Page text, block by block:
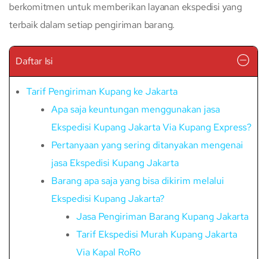
berkomitmen untuk memberikan layanan ekspedisi yang
terbaik dalam setiap pengiriman barang.
Daftar Isi
Tarif Pengiriman Kupang ke Jakarta
Apa saja keuntungan menggunakan jasa
Ekspedisi Kupang Jakarta Via Kupang Express?
Pertanyaan yang sering ditanyakan mengenai
jasa Ekspedisi Kupang Jakarta
Barang apa saja yang bisa dikirim melalui
Ekspedisi Kupang Jakarta?
Jasa Pengiriman Barang Kupang Jakarta
Tarif Ekspedisi Murah Kupang Jakarta
Via Kapal RoRo